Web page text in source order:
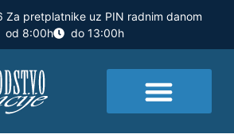
pretplatnike uz PIN radnim danom
od 8:00h
do 13:00h